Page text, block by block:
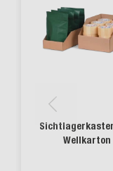
Wellkarton